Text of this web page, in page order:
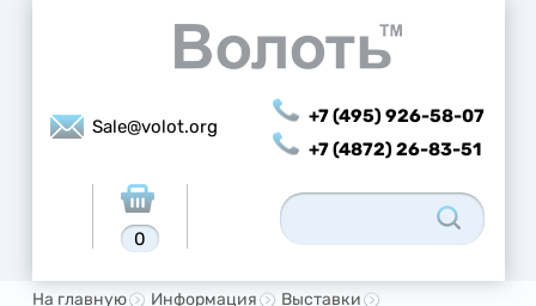
Sale@volot.org
+7 (495) 926-58-07
+7 (4872) 26-83-51
0
На главную Информация
Выставки